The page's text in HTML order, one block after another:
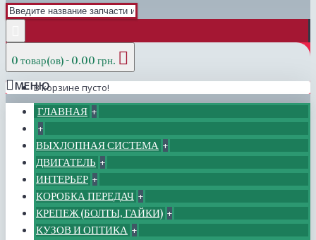
0 товар(ов) - 0.00 грн.
В корзине пусто!
МЕНЮ
ГЛАВНАЯ +
+
ВЫХЛОПНАЯ СИСТЕМА +
ДВИГАТЕЛЬ +
ИНТЕРЬЕР +
КОРОБКА ПЕРЕДАЧ +
КРЕПЕЖ (БОЛТЫ, ГАЙКИ) +
КУЗОВ И ОПТИКА +